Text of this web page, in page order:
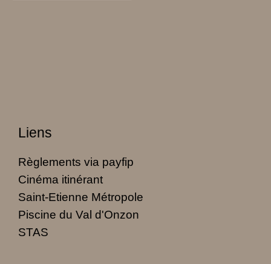
Liens
Règlements via payfip
Cinéma itinérant
Saint-Etienne Métropole
Piscine du Val d'Onzon
STAS